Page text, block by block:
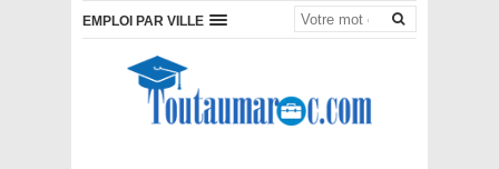
EMPLOI PAR VILLE